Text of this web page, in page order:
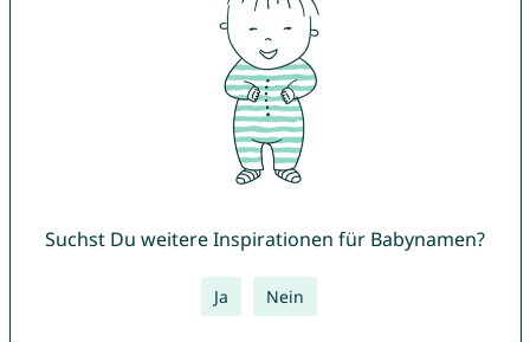
Suchst Du weitere Inspirationen für Babynamen?
Ja Nein